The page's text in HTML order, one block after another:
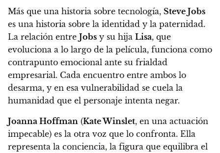
Más que una historia sobre tecnología, Steve Jobs
es una historia sobre la identidad y la paternidad.
La relación entre Jobs y su hija Lisa, que
evoluciona a lo largo de la película, funciona como
contrapunto emocional ante su frialdad
empresarial. Cada encuentro entre ambos lo
desarma, y en esa vulnerabilidad se cuela la
humanidad que el personaje intenta negar.
Joanna Hoffman (Kate Winslet, en una actuación
impecable) es la otra voz que lo confronta. Ella
representa la conciencia, la figura que equilibra el